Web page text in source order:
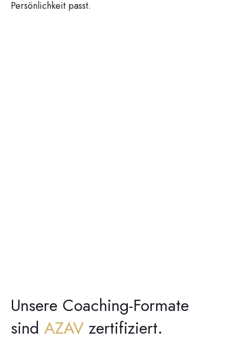
Persönlichkeit passt.
Unsere Coaching-Formate
sind AZAV zertifiziert.